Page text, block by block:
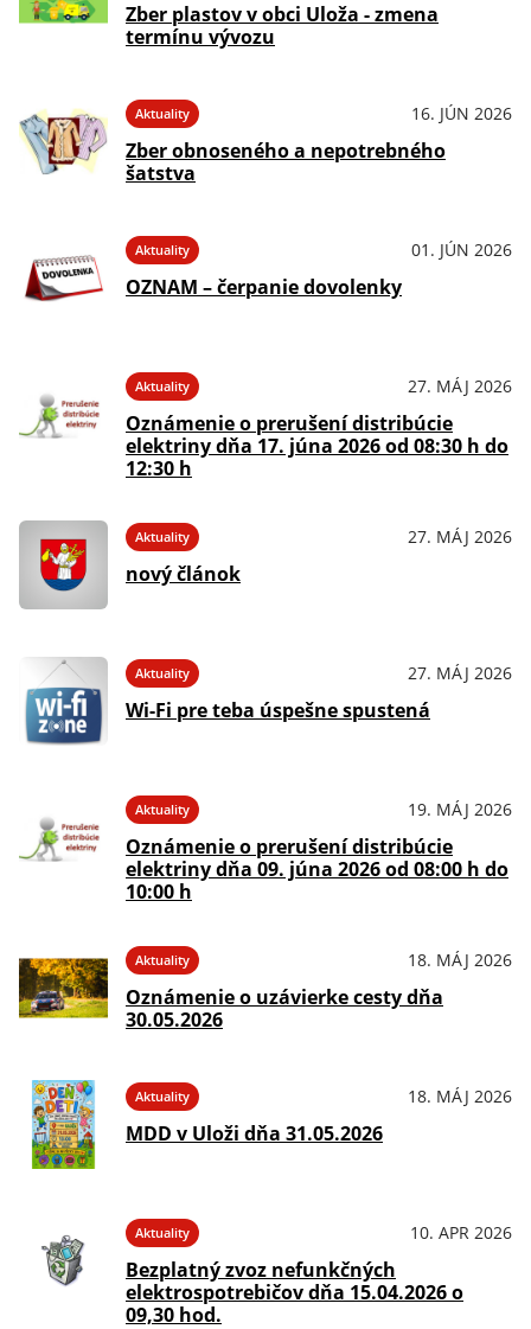
Zber plastov v obci Uloža - zmena
termínu vývozu
Aktuality 16. JÚN 2026
Zber obnoseného a nepotrebného
šatstva
Aktuality 01. JÚN 2026
OZNAM – čerpanie dovolenky
Aktuality 27. MÁJ 2026
Oznámenie o prerušení distribúcie
elektriny dňa 17. júna 2026 od 08:30 h do
12:30 h
Aktuality 27. MÁJ 2026
nový článok
Aktuality 27. MÁJ 2026
Wi-Fi pre teba úspešne spustená
Aktuality 19. MÁJ 2026
Oznámenie o prerušení distribúcie
elektriny dňa 09. júna 2026 od 08:00 h do
10:00 h
Aktuality 18. MÁJ 2026
Oznámenie o uzávierke cesty dňa
30.05.2026
Aktuality 18. MÁJ 2026
MDD v Uloži dňa 31.05.2026
Aktuality 10. APR 2026
Bezplatný zvoz nefunkčných
elektrospotrebičov dňa 15.04.2026 o
09,30 hod.